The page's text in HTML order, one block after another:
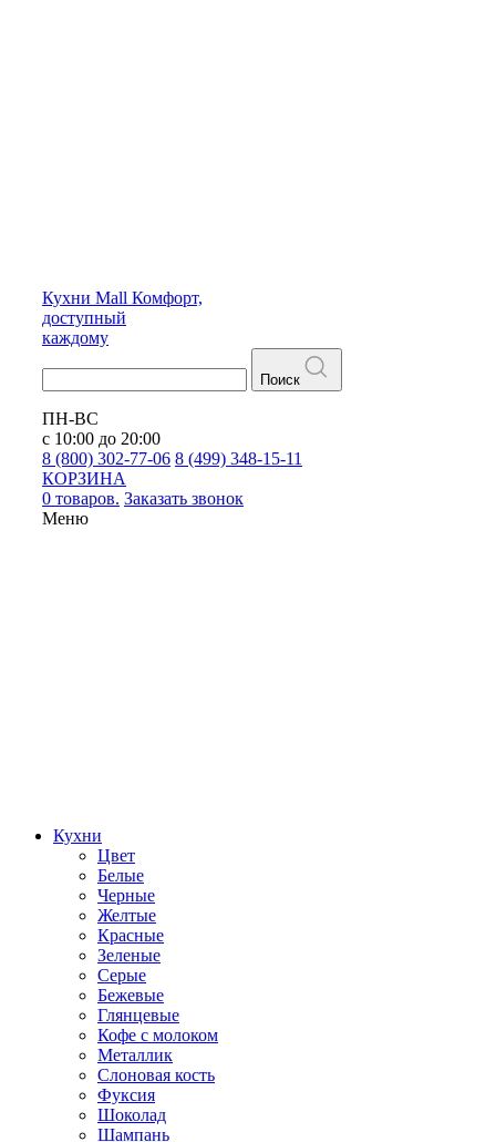
Кухни Mall Комфорт,
доступный
каждому
Поиск
ПН-ВС
с 10:00 до 20:00
8 (800) 302-77-06 8 (499) 348-15-11
КОРЗИНА
0 товаров. Заказать звонок
Меню
Кухни
Цвет
Белые
Черные
Желтые
Красные
Зеленые
Серые
Бежевые
Глянцевые
Кофе с молоком
Металлик
Слоновая кость
Фуксия
Шоколад
Шампань